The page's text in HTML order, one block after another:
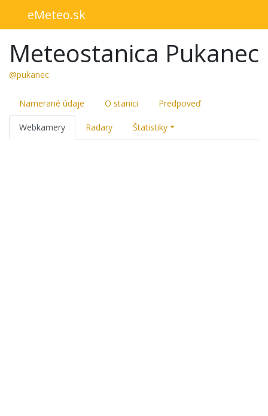
eMeteo.sk
Meteostanica Pukanec
@pukanec
Namerané údaje O stanici Predpoveď
Webkamery Radary Štatistiky